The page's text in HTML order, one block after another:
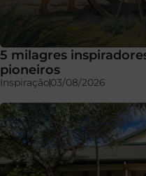
5 milagres
pioneiros
Inspiração03/08/2026